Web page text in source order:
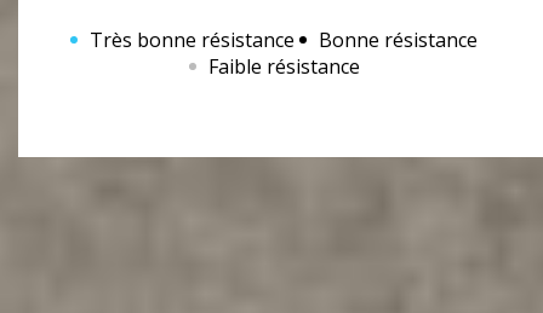
Très bonne résistance
Bonne résistance
Faible résistance